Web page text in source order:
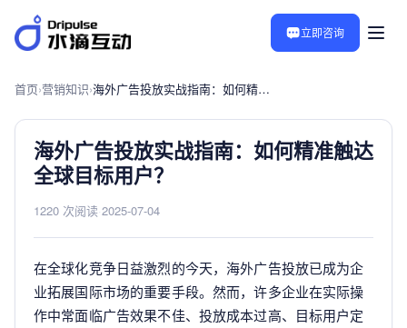
立即咨询
首页›营销知识› 海外广告投放实战指南：如何精准触达全球目标用户？
海外广告投放实战指南：如何精准触达
全球目标用户？
1220 次阅读 2025-07-04
在全球化竞争日益激烈的今天，海外广告投放已成为企
业拓展国际市场的重要手段。然而，许多企业在实际操
作中常面临广告效果不佳、投放成本过高、目标用户定